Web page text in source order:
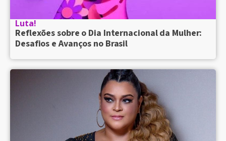
Luta!
Reflexões sobre o Dia Internacional da Mulher:
Desafios e Avanços no Brasil